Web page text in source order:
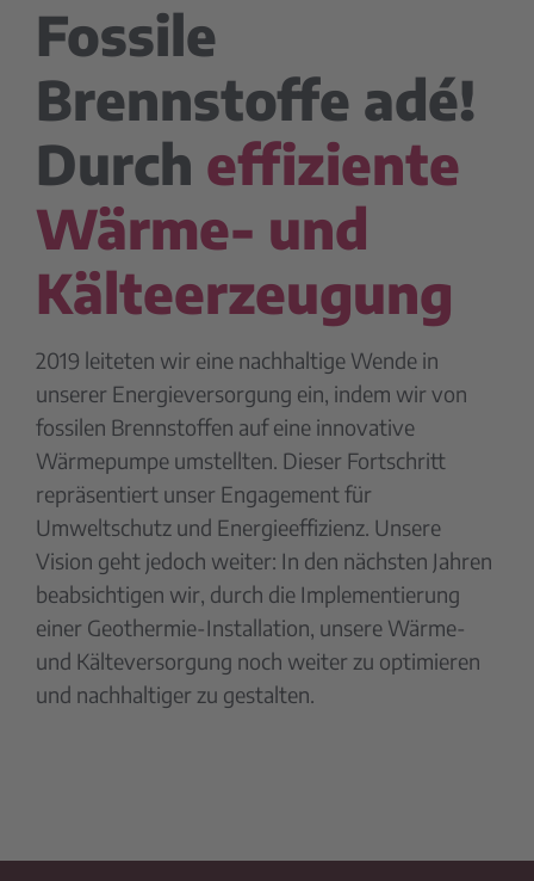
Fossile
Brennstoffe adé!
Durch effiziente
Wärme- und
Kälteerzeugung
2019 leiteten wir eine nachhaltige Wende in
unserer Energieversorgung ein, indem wir von
fossilen Brennstoffen auf eine innovative
Wärmepumpe umstellten. Dieser Fortschritt
repräsentiert unser Engagement für
Umweltschutz und Energieeffizienz. Unsere
Vision geht jedoch weiter: In den nächsten Jahren
beabsichtigen wir, durch die Implementierung
einer Geothermie-Installation, unsere Wärme-
und Kälteversorgung noch weiter zu optimieren
und nachhaltiger zu gestalten.